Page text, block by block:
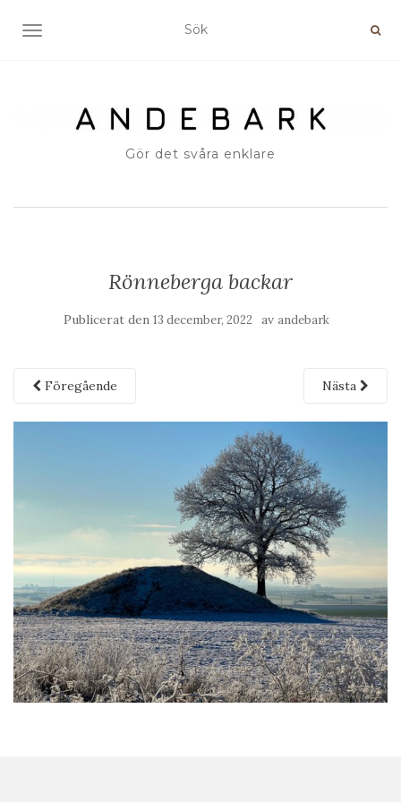
SLÅ PÅ/AV NAVIGERING
Gör det svåra enklare
Rönneberga backar
Publicerat den 13 december, 2022 av andebark
Föregående Nästa